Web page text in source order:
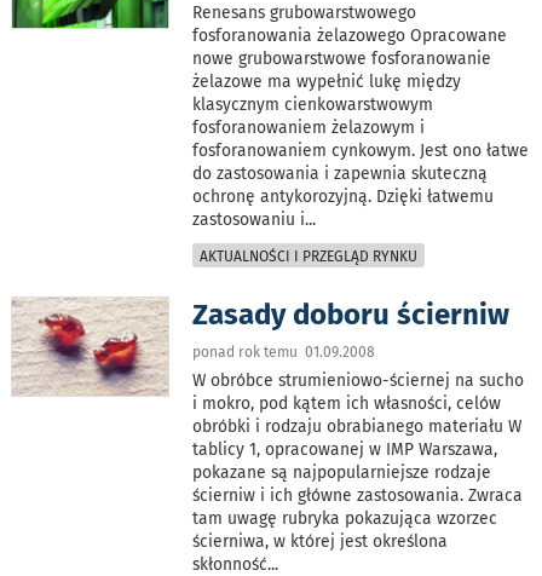
Renesans grubowarstwowego
fosforanowania żelazowego Opracowane
nowe grubowarstwowe fosforanowanie
żelazowe ma wypełnić lukę między
klasycznym cienkowarstwowym
fosforanowaniem żelazowym i
fosforanowaniem cynkowym. Jest ono łatwe
do zastosowania i zapewnia skuteczną
ochronę antykorozyjną. Dzięki łatwemu
zastosowaniu i...
AKTUALNOŚCI I PRZEGLĄD RYNKU
Zasady doboru ścierniw
ponad rok temu 01.09.2008
W obróbce strumieniowo-ściernej na sucho
i mokro, pod kątem ich własności, celów
obróbki i rodzaju obrabianego materiału W
tablicy 1, opracowanej w IMP Warszawa,
pokazane są najpopularniejsze rodzaje
ścierniw i ich główne zastosowania. Zwraca
tam uwagę rubryka pokazująca wzorzec
ścierniwa, w której jest określona
skłonność...